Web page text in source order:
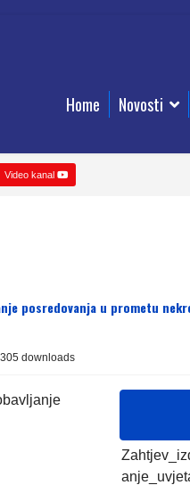
Home Novosti
Video kanal
posredovanja u prometu
downloads